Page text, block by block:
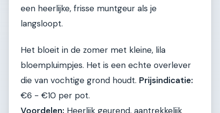
een heerlijke, frisse muntgeur als je
langsloopt.
Het bloeit in de zomer met kleine, lila
bloempluimpjes. Het is een echte overlever
die van vochtige grond houdt. Prijsindicatie:
€6 - €10 per pot.
Voordelen: Heerlijk geurend, aantrekkelijk